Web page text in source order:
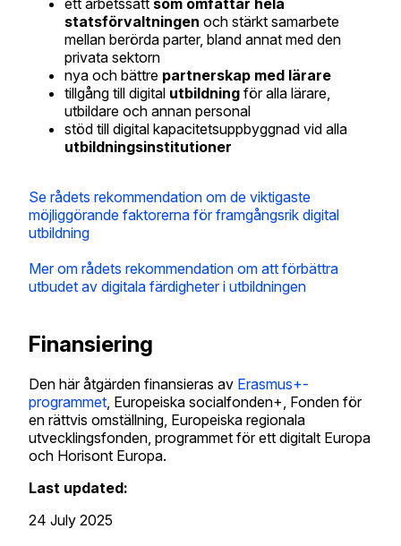
ett arbetssätt som omfattar hela
statsförvaltningen och stärkt samarbete
mellan berörda parter, bland annat med den
privata sektorn
nya och bättre partnerskap med lärare
tillgång till digital utbildning för alla lärare,
utbildare och annan personal
stöd till digital kapacitetsuppbyggnad vid alla
utbildningsinstitutioner
Se rådets rekommendation om de viktigaste
möjliggörande faktorerna för framgångsrik digital
utbildning
Mer om rådets rekommendation om att förbättra
utbudet av digitala färdigheter i utbildningen
Finansiering
Den här åtgärden finansieras av Erasmus+-
programmet, Europeiska socialfonden+, Fonden för
en rättvis omställning, Europeiska regionala
utvecklingsfonden, programmet för ett digitalt Europa
och Horisont Europa.
Last updated:
24 July 2025